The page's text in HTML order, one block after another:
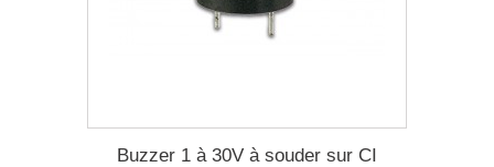
Buzzer 1 à 30V à souder sur CI